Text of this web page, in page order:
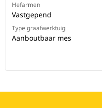
Hefarmen
Vastgepend
Type graafwerktuig
Aanboutbaar mes